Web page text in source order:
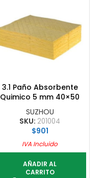
3.1 Paño Absorbente
Quimico 5 mm 40×50
cm Cap. Abs. 0.72 L
SUZHOU
SKU: 201004
$901
IVA Incluido
AÑADIR AL
CARRITO